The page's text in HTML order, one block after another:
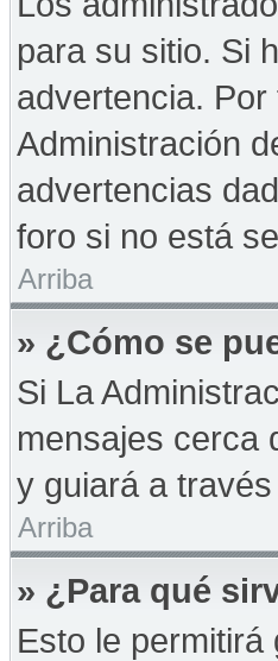
para su sitio. Si
advertencia.
Administración
advertencias
foro si no está
Arriba
» ¿Cómo se
Si La
mensajes cerca
y guiará a
Arriba
» ¿Para qué
Esto le